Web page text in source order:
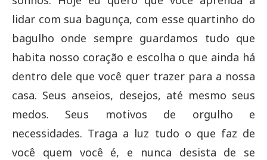
lidar com sua bagunça, com esse quartinho do
bagulho onde sempre guardamos tudo que
habita nosso coração e escolha o que ainda há
dentro dele que você quer trazer para a nossa
casa. Seus anseios, desejos, até mesmo seus
medos. Seus motivos de orgulho e
necessidades. Traga a luz tudo o que faz de
você quem você é, e nunca desista de se